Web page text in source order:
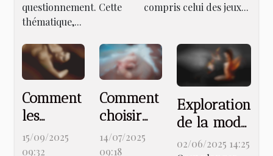
questionnement. Cette
thématique,...
compris celui des jeux...
Comment
les
sextoys
connectés
15/09/2025
09:32
Comment
choisir
une
poupée
14/07/2025
09:18
Exploration
de la mode
audacieuse
02/06/2025 14:25